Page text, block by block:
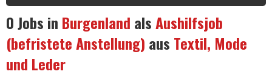
0Jobs in Burgenland alsAushilfsjob
(befristete Anstellung) aus Textil, Mode
und Leder